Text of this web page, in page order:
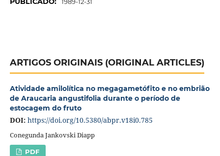
ARTIGOS ORIGINAIS (ORIGINAL ARTICLES)
Atividade amilolítica no megagametófito e no embrião
de Araucaria angustifolia durante o período de
estocagem do fruto
DOI: https://doi.org/10.5380/abpr.v18i0.785
Conegunda Jankovski Diapp
PDF